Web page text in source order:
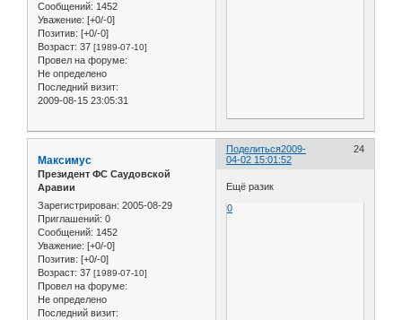
Сообщений: 1452
Уважение: [+0/-0]
Позитив: [+0/-0]
Возраст: 37 [1989-07-10]
Провел на форуме:
Не определено
Последний визит:
2009-08-15 23:05:31
Поделиться 24
2009-
04-02 15:01:52
Максимус
Президент ФС Саудовской
Аравии
Зарегистрирован: 2005-08-29
Приглашений: 0
Сообщений: 1452
Уважение: [+0/-0]
Позитив: [+0/-0]
Возраст: 37 [1989-07-10]
Провел на форуме:
Не определено
Последний визит:
Ещё разик
0